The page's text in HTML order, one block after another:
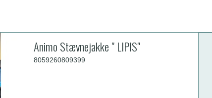
Animo Stævnejakke " LIPIS"
8059260809399